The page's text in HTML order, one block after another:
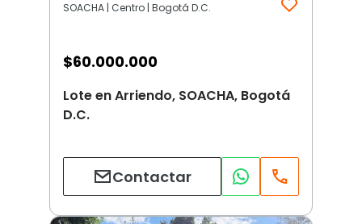
SOACHA | Centro | Bogotá D.C.
$60.000.000
Lote en Arriendo, SOACHA, Bogotá
D.C.
Contactar